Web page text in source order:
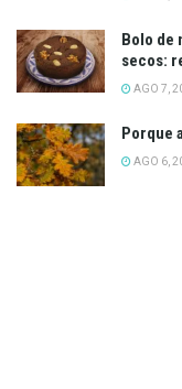
Bolo de
secos:
AGO 7,
Porque
AGO 6,